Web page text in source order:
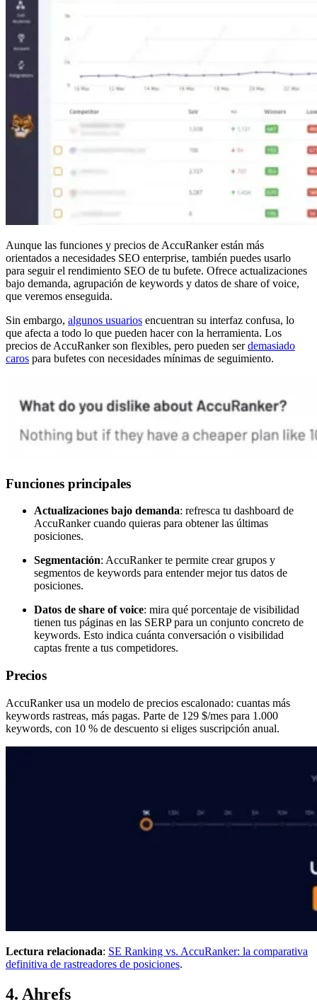
Aunque las funciones y precios de AccuRanker están más
orientados a necesidades SEO enterprise, también puedes usarlo
para seguir el rendimiento SEO de tu bufete. Ofrece actualizaciones
bajo demanda, agrupación de keywords y datos de share of voice,
que veremos enseguida.
Sin embargo, algunos usuarios encuentran su interfaz confusa, lo
que afecta a todo lo que pueden hacer con la herramienta. Los
precios de AccuRanker son flexibles, pero pueden serdemasiado
caros para bufetes con necesidades mínimas de seguimiento.
Funciones principales
Actualizaciones bajo demanda: refresca tu dashboard de
AccuRanker cuando quieras para obtener las últimas
posiciones.
Segmentación: AccuRanker te permite crear grupos y
segmentos de keywords para entender mejor tus datos de
posiciones.
Datos de share of voice: mira qué porcentaje de visibilidad
tienen tus páginas en las SERP para un conjunto concreto de
keywords. Esto indica cuánta conversación o visibilidad
captas frente a tus competidores.
Precios
AccuRanker usa un modelo de precios escalonado: cuantas más
keywords rastreas, más pagas. Parte de 129 $/mes para 1.000
keywords, con 10 % de descuento si eliges suscripción anual.
Lectura relacionada: SE Ranking vs. AccuRanker: la comparativa
definitiva de rastreadores de posiciones.
4. Ahrefs